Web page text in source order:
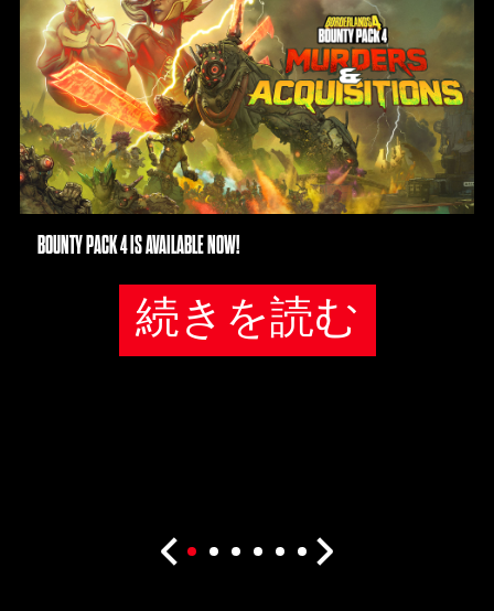
転
送
に
同
意
し
た
も
と
BOUNTY PACK 4 IS AVAILABLE NOW!
続きを読む